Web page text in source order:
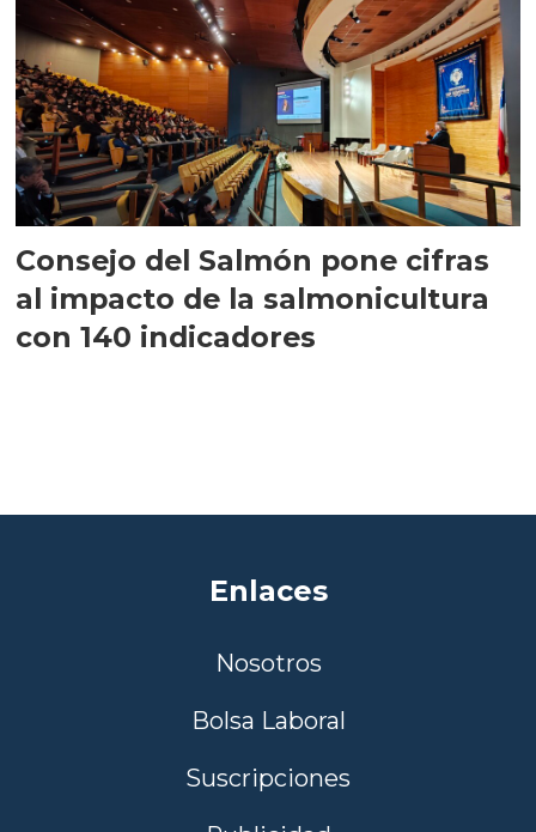
Consejo del Salmón pone cifras
al impacto de la salmonicultura
con 140 indicadores
Enlaces
Nosotros
Bolsa Laboral
Suscripciones